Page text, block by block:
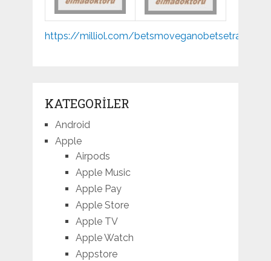
Mp3
https://milliol.com/betsmoveganobetsetrabet
KATEGORILER
Android
Apple
Airpods
Apple Music
Apple Pay
Apple Store
Apple TV
Apple Watch
Appstore